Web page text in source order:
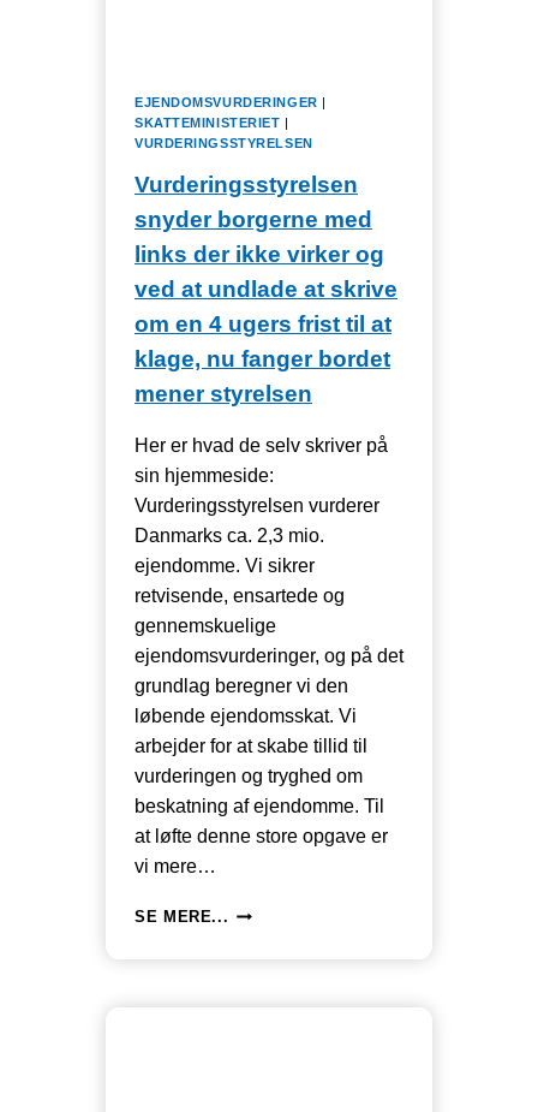
EJENDOMSVURDERINGER |
SKATTEMINISTERIET |
VURDERINGSSTYRELSEN
Vurderingsstyrelsen
snyder borgerne med
links der ikke virker og
ved at undlade at skrive
om en 4 ugers frist til at
klage, nu fanger bordet
mener styrelsen
Her er hvad de selv skriver på
sin hjemmeside:
Vurderingsstyrelsen vurderer
Danmarks ca. 2,3 mio.
ejendomme. Vi sikrer
retvisende, ensartede og
gennemskuelige
ejendomsvurderinger, og på det
grundlag beregner vi den
løbende ejendomsskat. Vi
arbejder for at skabe tillid til
vurderingen og tryghed om
beskatning af ejendomme. Til
at løfte denne store opgave er
vi mere…
SE MERE... VURDERINGSSTYRELSEN